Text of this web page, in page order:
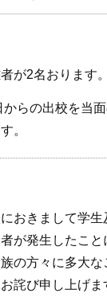
が2名おります。
らの出校を当
。
おきまして学
が発生したこ
の方々に多大
詫び申し上げま